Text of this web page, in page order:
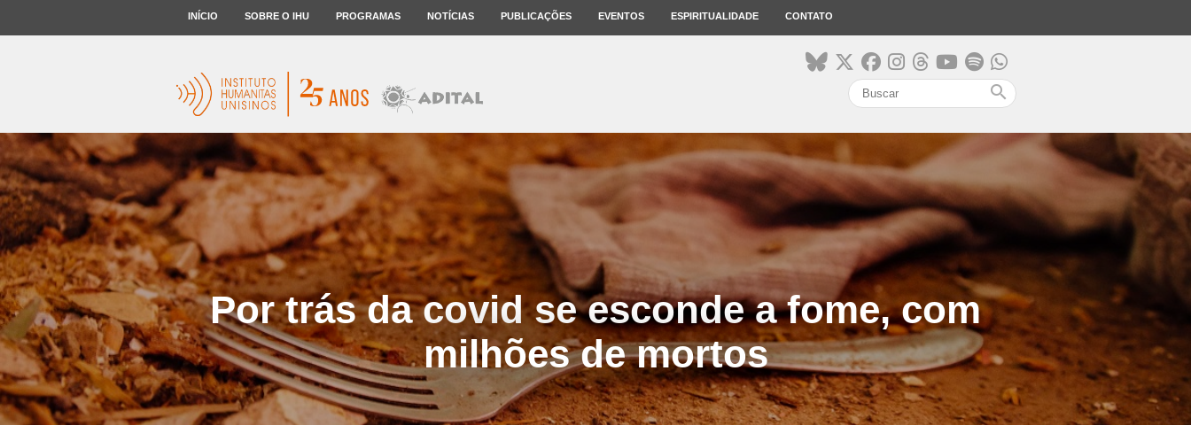
INÍCIO SOBRE O IHU PROGRAMAS NOTÍCIAS PUBLICAÇÕES EVENTOS ESPIRITUALIDADE CONTATO
search
Por trás da covid se esconde a fome, com
milhões de mortos